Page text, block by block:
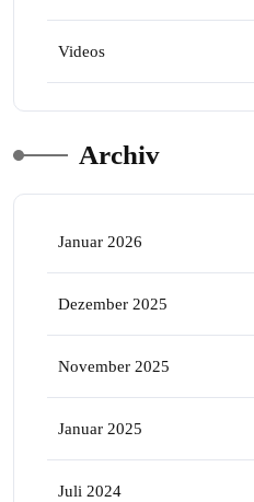
Videos
Archiv
Januar 2026
Dezember 2025
November 2025
Januar 2025
Juli 2024